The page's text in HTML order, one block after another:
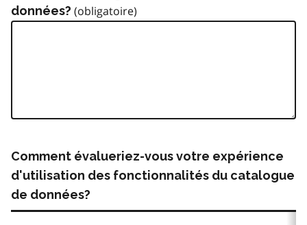
données?
Comment évalueriez-vous votre expérience
d'utilisation des fonctionnalités du catalogue
de données?